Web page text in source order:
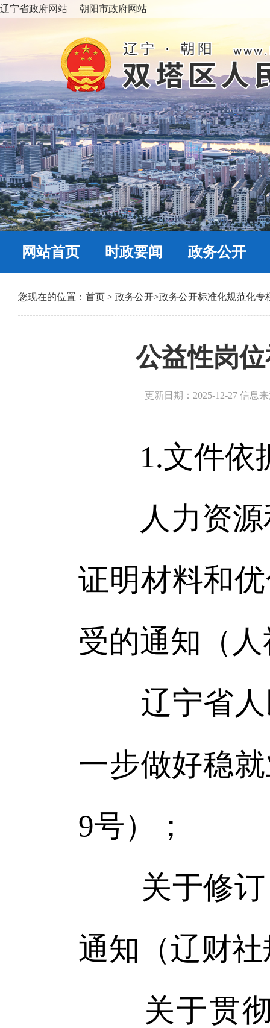
辽宁省政府网站 朝阳市政府网站
网站首页 时政要闻 政务公开
您现在的位置： 首页 > 政务公开>政务公开标准化规范化专
公益性岗
更新日期：2025-12-27 信息
1.文件依
人力资源
证明材料和
受的通知（
辽宁省人
一步做好稳
9号）；
关于修订
通知（辽财
关于贯彻